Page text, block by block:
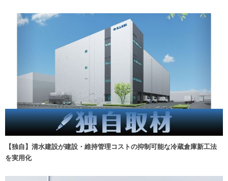
【独自】清水建設が建設・維持管理コストの抑制可能な冷蔵倉庫新工法
を実用化